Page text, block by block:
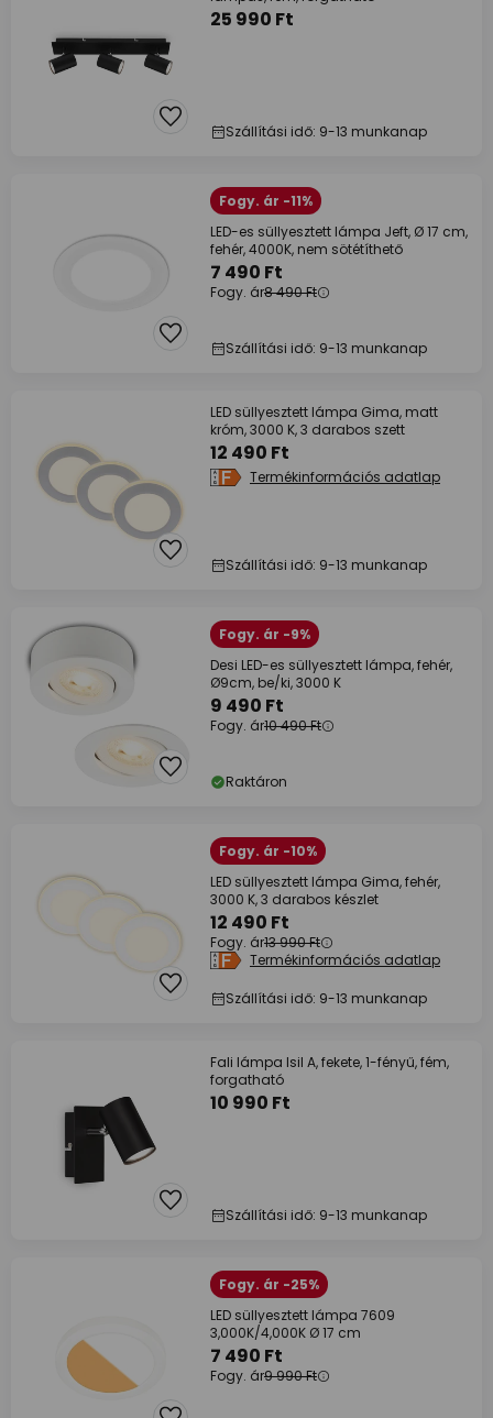
25 990 Ft
Szállítási idő: 9-13 munkanap
Fogy. ár -11%
LED-es süllyesztett lámpa Jeft, Ø 17 cm,
fehér, 4000K, nem sötétíthető
7 490 Ft
Fogy. ár8 490 Ft
Szállítási idő: 9-13 munkanap
LED süllyesztett lámpa Gima, matt
króm, 3000 K, 3 darabos szett
12 490 Ft
Termékinformációs adatlap
Szállítási idő: 9-13 munkanap
Fogy. ár -9%
Desi LED-es süllyesztett lámpa, fehér,
Ø9cm, be/ki, 3000 K
9 490 Ft
Fogy. ár10 490 Ft
Raktáron
Fogy. ár -10%
LED süllyesztett lámpa Gima, fehér,
3000 K, 3 darabos készlet
12 490 Ft
Fogy. ár13 990 Ft
Termékinformációs adatlap
Szállítási idő: 9-13 munkanap
Fali lámpa Isil A, fekete, 1-fényű, fém,
forgatható
10 990 Ft
Szállítási idő: 9-13 munkanap
Fogy. ár -25%
LED süllyesztett lámpa 7609
3,000K/4,000K Ø 17 cm
7 490 Ft
Fogy. ár9 990 Ft